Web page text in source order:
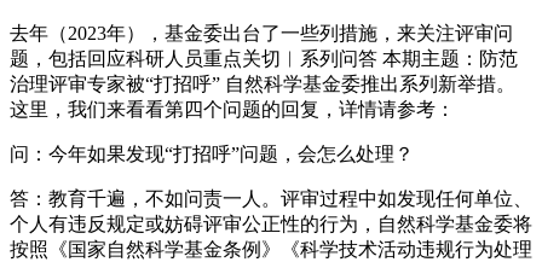
去年（2023年），基金委出台了一些列措施，来关注评审问
题，包括回应科研人员重点关切︱系列问答 本期主题：防范
治理评审专家被“打招呼” 自然科学基金委推出系列新举措。
这里，我们来看看第四个问题的回复，详情请参考：
问：今年如果发现“打招呼”问题，会怎么处理？
答：教育千遍，不如问责一人。评审过程中如发现任何单位、
个人有违反规定或妨碍评审公正性的行为，自然科学基金委将
按照《国家自然科学基金条例》《科学技术活动违规行为处理